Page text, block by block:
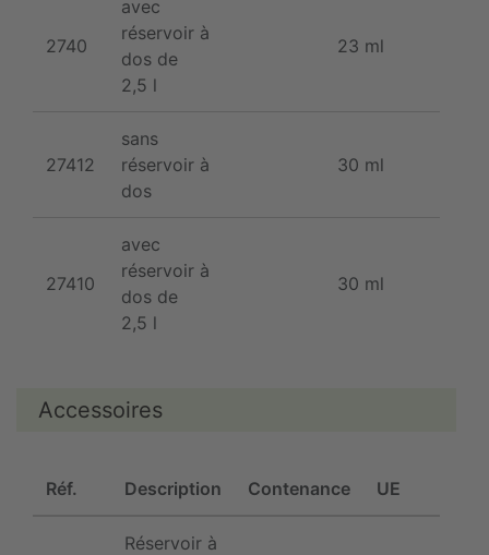
2740
avec
réservoir à
dos de
2,5 l
23 ml
27412
sans
réservoir à
dos
30 ml
27410
avec
réservoir à
dos de
2,5 l
30 ml
Accessoires
Réf. Description Contenance UE
Réservoir à